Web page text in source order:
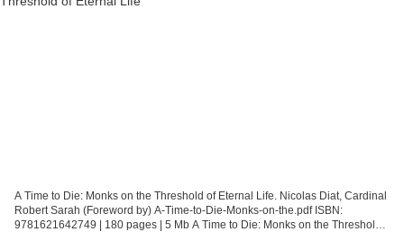
A Time to Die: Monks on the Threshold of Eternal Life. Nicolas Diat, Cardinal
Robert Sarah (Foreword by) A-Time-to-Die-Monks-on-the.pdf ISBN:
9781621642749 | 180 pages | 5 Mb A Time to Die: Monks on the Threshold